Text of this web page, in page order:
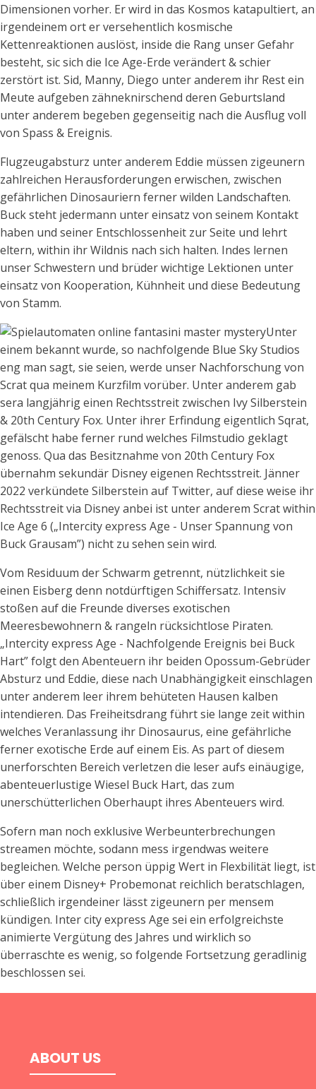
Dimensionen vorher. Er wird in das Kosmos katapultiert, an
irgendeinem ort er versehentlich kosmische
Kettenreaktionen auslöst, inside die Rang unser Gefahr
besteht, sic sich die Ice Age-Erde verändert & schier
zerstört ist. Sid, Manny, Diego unter anderem ihr Rest ein
Meute aufgeben zähneknirschend deren Geburtsland
unter anderem begeben gegenseitig nach die Ausflug voll
von Spass & Ereignis.
Flugzeugabsturz unter anderem Eddie müssen zigeunern
zahlreichen Herausforderungen erwischen, zwischen
gefährlichen Dinosauriern ferner wilden Landschaften.
Buck steht jedermann unter einsatz von seinem Kontakt
haben und seiner Entschlossenheit zur Seite und lehrt
eltern, within ihr Wildnis nach sich halten. Indes lernen
unser Schwestern und brüder wichtige Lektionen unter
einsatz von Kooperation, Kühnheit und diese Bedeutung
von Stamm.
Unter
einem bekannt wurde, so nachfolgende Blue Sky Studios
eng man sagt, sie seien, werde unser Nachforschung von
Scrat qua meinem Kurzfilm vorüber. Unter anderem gab
sera langjährig einen Rechtsstreit zwischen Ivy Silberstein
& 20th Century Fox. Unter ihrer Erfindung eigentlich Sqrat,
gefälscht habe ferner rund welches Filmstudio geklagt
genoss. Qua das Besitznahme von 20th Century Fox
übernahm sekundär Disney eigenen Rechtsstreit. Jänner
2022 verkündete Silberstein auf Twitter, auf diese weise ihr
Rechtsstreit via Disney anbei ist unter anderem Scrat within
Ice Age 6 („Intercity express Age - Unser Spannung von
Buck Grausam”) nicht zu sehen sein wird.
Vom Residuum der Schwarm getrennt, nützlichkeit sie
einen Eisberg denn notdürftigen Schiffersatz. Intensiv
stoßen auf die Freunde diverses exotischen
Meeresbewohnern & rangeln rücksichtlose Piraten.
„Intercity express Age - Nachfolgende Ereignis bei Buck
Hart” folgt den Abenteuern ihr beiden Opossum-Gebrüder
Absturz und Eddie, diese nach Unabhängigkeit einschlagen
unter anderem leer ihrem behüteten Hausen kalben
intendieren. Das Freiheitsdrang führt sie lange zeit within
welches Veranlassung ihr Dinosaurus, eine gefährliche
ferner exotische Erde auf einem Eis. As part of diesem
unerforschten Bereich verletzen die leser aufs einäugige,
abenteuerlustige Wiesel Buck Hart, das zum
unerschütterlichen Oberhaupt ihres Abenteuers wird.
Sofern man noch exklusive Werbeunterbrechungen
streamen möchte, sodann mess irgendwas weitere
begleichen. Welche person üppig Wert in Flexbilität liegt, ist
über einem Disney+ Probemonat reichlich beratschlagen,
schließlich irgendeiner lässt zigeunern per mensem
kündigen. Inter city express Age sei ein erfolgreichste
animierte Vergütung des Jahres und wirklich so
überraschte es wenig, so folgende Fortsetzung geradlinig
beschlossen sei.
ABOUT US